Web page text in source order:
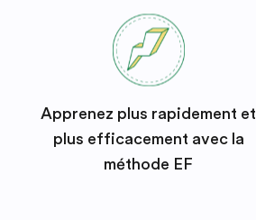
Apprenez plus rapidement et
plus efficacement avec la
méthode EF